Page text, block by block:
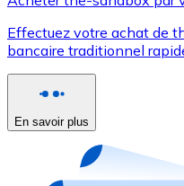
Utilisez les cartes
Acheter avec carte
Nouveau
Achetez des
Effectuez votre achat de
bancaire traditionnel
En savoir plus